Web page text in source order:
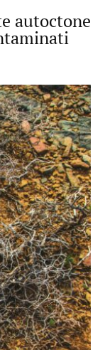
autoctone